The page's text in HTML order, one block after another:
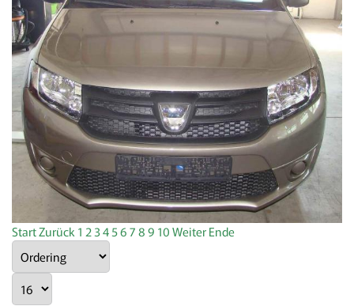
StartZurück1 23456789 10WeiterEnde